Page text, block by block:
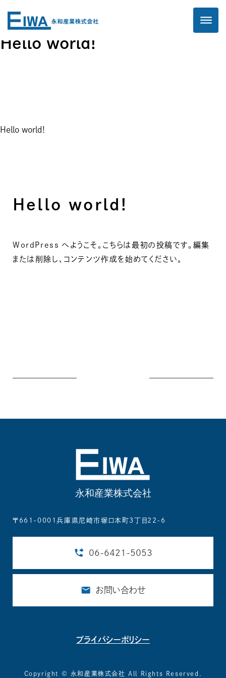
Hello world!
Hello world!
Hello world!
WordPress へようこそ。こちらは最初の投稿です。編集
または削除し、コンテンツ作成を始めてください。
〒661-0001兵庫県尼崎市塚口本町3丁目22-6
06-6421-5053
お問い合わせ
プライバシーポリシー
Copyright © 永和産業株式会社 All Rights Reserved.